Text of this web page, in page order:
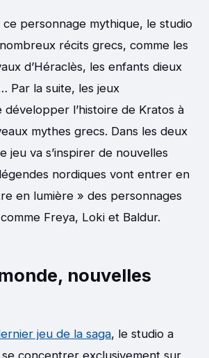
personnage mythique, le studio
récits grecs, comme les
d’Héraclès, les enfants dieux
Par la suite, les jeux
l’histoire de Kratos à
mythes grecs. Dans les deux
jeu va s’inspirer de nouvelles
nordiques vont entrer en
en lumière » des personnages
Freya, Loki et Baldur.
nouvelles
jeu de la saga, le studio a
concentrer exclusivement sur